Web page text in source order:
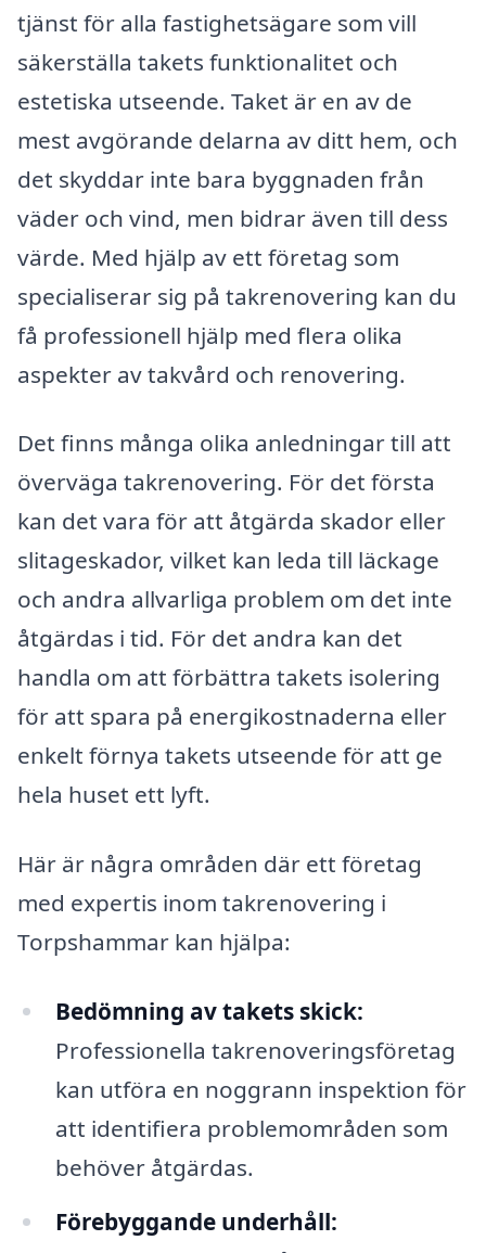
tjänst för alla fastighetsägare som vill
säkerställa takets funktionalitet och
estetiska utseende. Taket är en av de
mest avgörande delarna av ditt hem, och
det skyddar inte bara byggnaden från
väder och vind, men bidrar även till dess
värde. Med hjälp av ett företag som
specialiserar sig på takrenovering kan du
få professionell hjälp med flera olika
aspekter av takvård och renovering.
Det finns många olika anledningar till att
överväga takrenovering. För det första
kan det vara för att åtgärda skador eller
slitageskador, vilket kan leda till läckage
och andra allvarliga problem om det inte
åtgärdas i tid. För det andra kan det
handla om att förbättra takets isolering
för att spara på energikostnaderna eller
enkelt förnya takets utseende för att ge
hela huset ett lyft.
Här är några områden där ett företag
med expertis inom takrenovering i
Torpshammar kan hjälpa:
Bedömning av takets skick:
Professionella takrenoveringsföretag
kan utföra en noggrann inspektion för
att identifiera problemområden som
behöver åtgärdas.
Förebyggande underhåll: